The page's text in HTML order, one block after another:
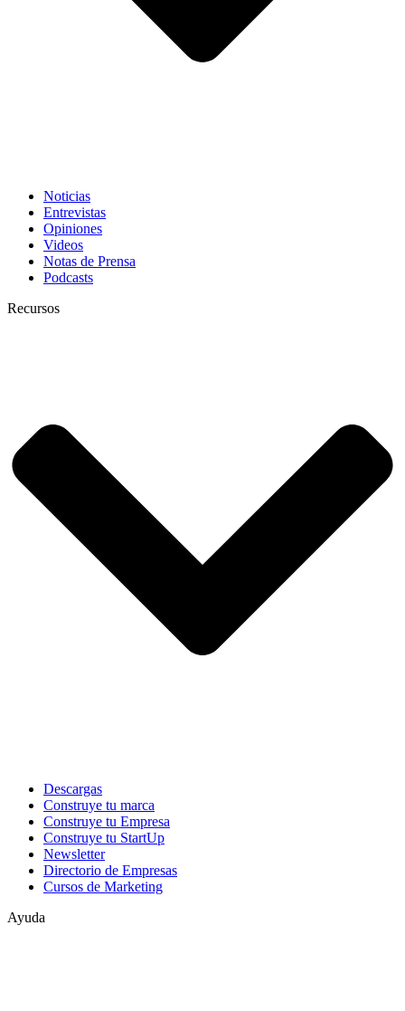
Noticias
Entrevistas
Opiniones
Videos
Notas de Prensa
Podcasts
Recursos
Descargas
Construye tu marca
Construye tu Empresa
Construye tu StartUp
Newsletter
Directorio de Empresas
Cursos de Marketing
Ayuda